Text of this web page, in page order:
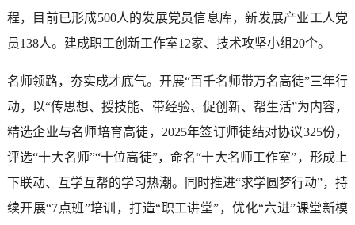
程，目前已形成500人的发展党员信息库，新发展产业工人党
员138人。建成职工创新工作室12家、技术攻坚小组20个。
名师领路，夯实成才底气。开展“百千名师带万名高徒”三年行
动，以“传思想、授技能、带经验、促创新、帮生活”为内容，
精选企业与名师培育高徒，2025年签订师徒结对协议325份，
评选“十大名师”“十位高徒”，命名“十大名师工作室”，形成上
下联动、互学互帮的学习热潮。同时推进“求学圆梦行动”，持
续开展“7点班”培训，打造“职工讲堂”，优化“六进”课堂新模